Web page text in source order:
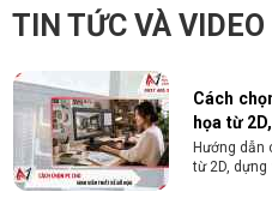
TIN TỨC VÀ
Hướng dẫn
từ 2D, dựng
Cấu hình
Tìm hiểu
Revit